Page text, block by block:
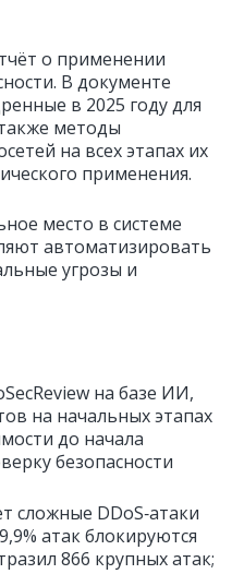
о применении
В документе
в 2025 году для
методы
на всех этапах их
применения.
место в системе
автоматизировать
угрозы и
на базе ИИ,
на начальных этапах
до начала
безопасности
сложные DDoS‑атаки
атак блокируются
866 крупных атак;